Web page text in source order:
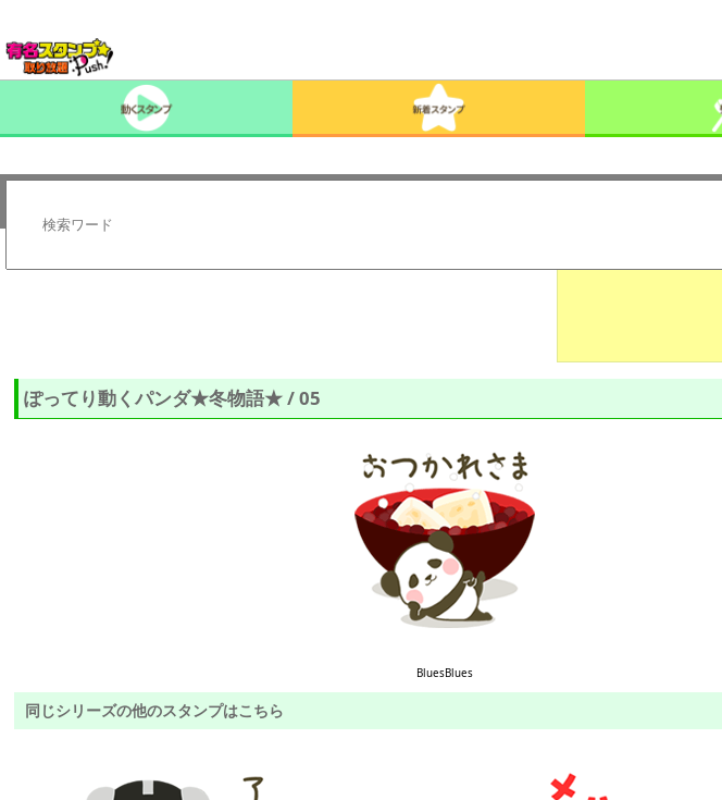
ぽってり動くパンダ★冬物語★ / 05
BluesBlues
同じシリーズの他のスタンプはこちら